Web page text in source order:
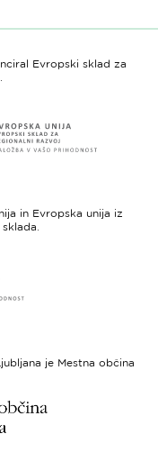
Evropski sklad za
do
spletne
-
regionalni
in Evropska unija iz
je Mestna občina